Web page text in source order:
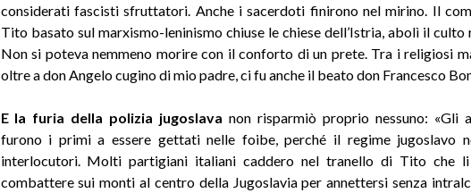
considerati fascisti sfruttatori. Anche i sacerdoti finirono nel mirino. Il
Tito basato sul marxismo-leninismo chiuse le chiese dell’Istria, abolì il culto
Non si poteva nemmeno morire con il conforto di un prete. Tra i religiosi
oltre a don Angelo cugino di mio padre, ci fu anche il beato don Francesco
E la furia della polizia jugoslava non risparmiò proprio nessuno: «Gli
furono i primi a essere gettati nelle foibe, perché il regime jugoslavo
interlocutori. Molti partigiani italiani caddero nel tranello di Tito che
combattere sui monti al centro della Jugoslavia per annettersi senza